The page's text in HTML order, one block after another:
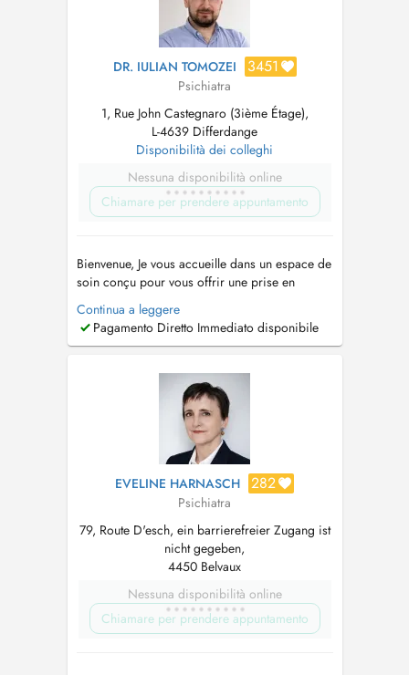
DR. IULIAN TOMOZEI 3451
Psichiatra
1, Rue John Castegnaro (3ième Étage),
L-4639 Differdange
Disponibilità dei colleghi
Nessuna disponibilità online
Chiamare per prendere appuntamento
Bienvenue, Je vous accueille dans un espace de
soin conçu pour vous offrir une prise en
charge à la fois humaine, attentive et
personnalisée. En tant que psychiatre, je
privilégie une approche intégrative : cela
mais que je cherche à comprendre v...
Continua a leggere
Pagamento Diretto Immediato disponibile
EVELINE HARNASCH 282
Psichiatra
79, Route D'esch, ein barrierefreier Zugang ist
nicht gegeben,
4450 Belvaux
Nessuna disponibilità online
Chiamare per prendere appuntamento